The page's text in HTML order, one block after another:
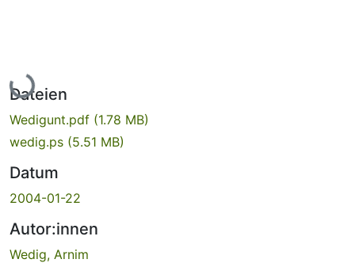
Lade...
Dateien
Wedigunt.pdf (1.78 MB)
wedig.ps (5.51 MB)
Datum
2004-01-22
Autor:innen
Wedig, Arnim